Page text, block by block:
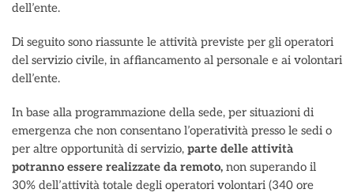
dell’ente.
Di seguito sono riassunte le attività previste per gli operatori
del servizio civile, in affiancamento al personale e ai volontari
dell’ente.
In base alla programmazione della sede, per situazioni di
emergenza che non consentano l’operatività presso le sedi o
per altre opportunità di servizio, parte delle attività
potranno essere realizzate da remoto, non superando il
30% dell’attività totale degli operatori volontari (340 ore